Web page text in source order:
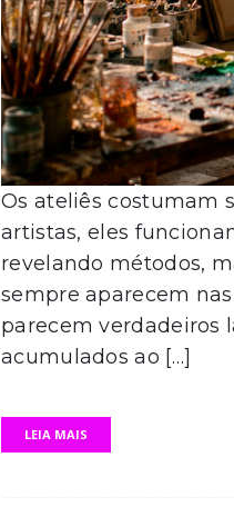
Os ateliês costumam
artistas, eles
revelando métodos,
sempre aparecem
parecem verdadeiros
acumulados ao […]
LEIA MAIS